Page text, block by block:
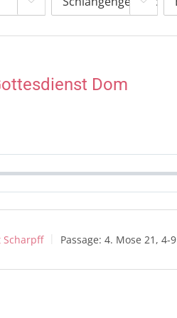
Dom
Scharpff Passage: 4. Mose 21, 4-9